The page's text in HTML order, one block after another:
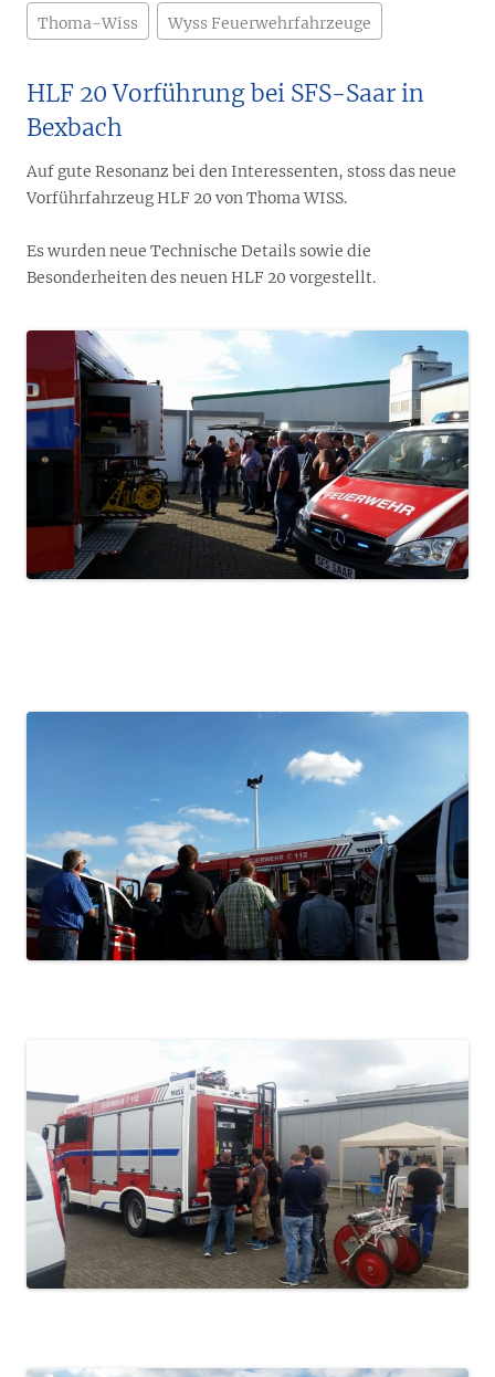
Thoma-Wiss Wyss Feuerwehrfahrzeuge
HLF 20 Vorführung bei SFS-Saar in
Bexbach
Auf gute Resonanz bei den Interessenten, stoss das neue
Vorführfahrzeug HLF 20 von Thoma WISS.
Es wurden neue Technische Details sowie die
Besonderheiten des neuen HLF 20 vorgestellt.